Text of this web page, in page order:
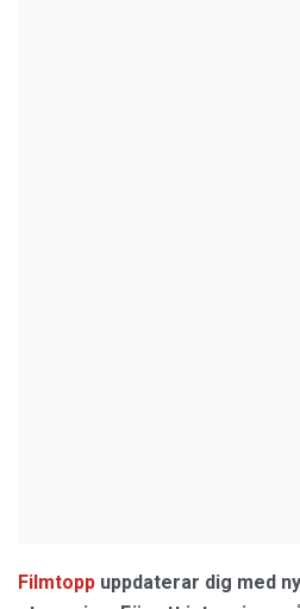
Filmtopp uppdaterar dig med